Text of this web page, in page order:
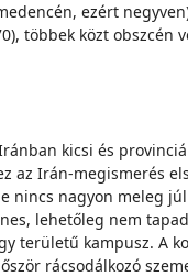
ezért
többek közt obszcén
kicsi és
az Irán-megismerés
nincs nagyon meleg
lehetőleg nem
területű kampusz. A
rácsodálkozó